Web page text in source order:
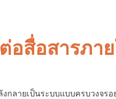
อสื่อสารภา
ลายเป็นระบบแบบครบวงจรอ